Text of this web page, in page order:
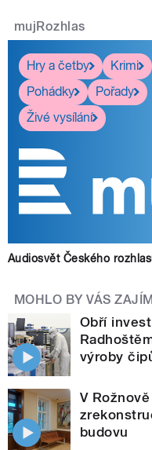
mujRozhlas
Hry a četby
Krimi
Pohádky
Pořady
Živé vysílání
Audiosvět Českého
MOHLO BY VÁS
Obří
výroby
V
budovu